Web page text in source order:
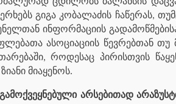
გიგა კობალაძის ჩაწერას,
ინფორმაციის
ასოციაციის წევრებთან თუ
როდესაც პირისთვის
მიაყენოს.
არსებითად